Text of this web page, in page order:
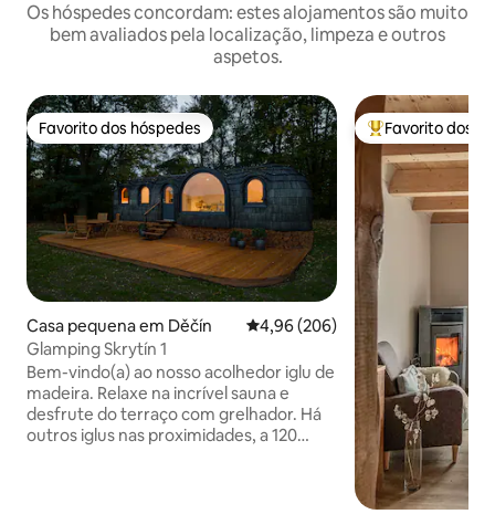
Os hóspedes concordam: estes alojamentos são muito
bem avaliados pela localização, limpeza e outros
aspetos.
Favorito dos hóspedes
Favorito dos hóspedes
Casa pequena em Děčín Classificação média de 4,96 em
4,96 (206)
Glamping Skrytín 1
Bem-vindo(a) ao nosso acolhedor iglu de
madeira. Relaxe na incrível sauna e
desfrute do terraço com grelhador. Há
outros iglus nas proximidades, a 120
Favoritos dos
Favorito dos